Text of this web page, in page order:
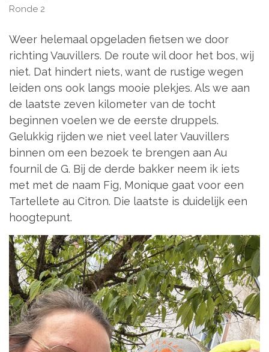
Ronde 2
Weer helemaal opgeladen fietsen we door
richting Vauvillers. De route wil door het bos, wij
niet. Dat hindert niets, want de rustige wegen
leiden ons ook langs mooie plekjes. Als we aan
de laatste zeven kilometer van de tocht
beginnen voelen we de eerste druppels.
Gelukkig rijden we niet veel later Vauvillers
binnen om een bezoek te brengen aan Au
fournil de G. Bij de derde bakker neem ik iets
met met de naam Fig, Monique gaat voor een
Tartellete au Citron. Die laatste is duidelijk een
hoogtepunt.